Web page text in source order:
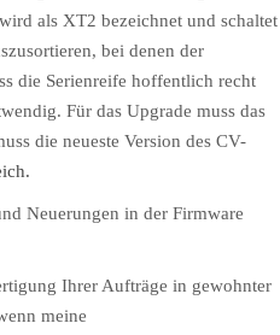
als XT2 bezeichnet und schaltet
bei denen der
die Serienreife hoffentlich recht
Für das Upgrade muss das
die neueste Version des CV-
Neuerungen in der Firmware
Ihrer Aufträge in gewohnter
meine